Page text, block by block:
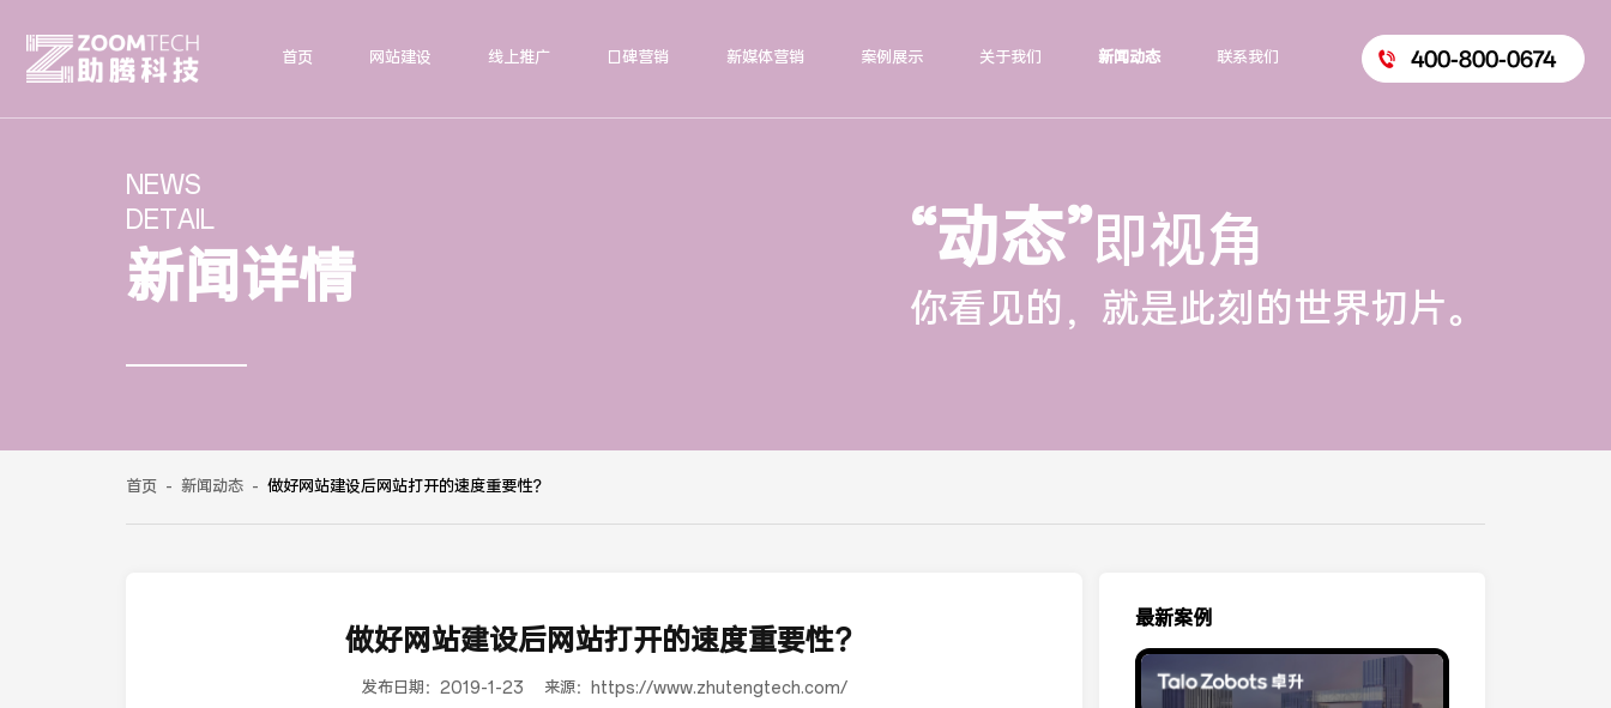
首页 网站建设 线上推广 口碑营销 新媒体营销 案例展示 关于我们 新闻动态 联系我们 400-800-0674
NEWS
DETAIL
新闻详情 “动态”即视角
你看见的，就是此刻的世界切片。
首页 - 新闻动态 - 做好网站建设后网站打开的速度重要性？
做好网站建设后网站打开的速度重要性？
发布日期： 2019-1-23 来源： https://www.zhutengtech.com/
最新案例